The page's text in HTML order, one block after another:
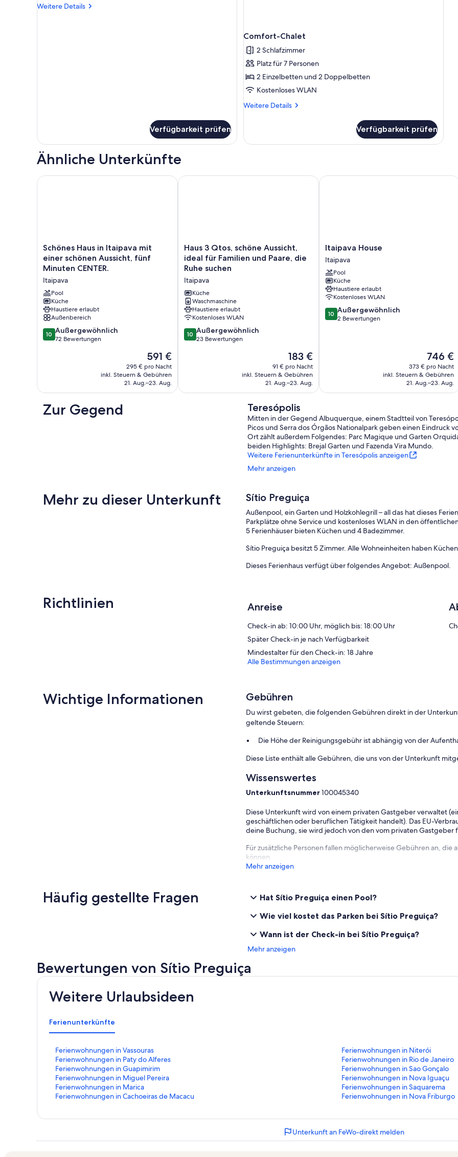
Weitere Details
Weitere
Verfügbarkeit prüfen
Comfort-Chalet
2 Schlafzimmer
Platz für 7 Personen
2 Einzelbetten und 2 Doppelbetten
Kostenloses WLAN
Weitere Details
Weitere
Chalet
Verfügbarkeit prüfen
Ähnliche Unterkünfte
Schönes
Haus
in
Itaipava
mit
einer
schönen
Aussicht,
fünf
Minuten
CENTER.
Schönes Haus in Itaipava mit
einer schönen Aussicht, fünf
Minuten CENTER.
Itaipava
Pool
Küche
Haustiere erlaubt
Außenbereich
10.0
von
10 Außergewöhnlich
72 Bewertungen
Der
Preis
beträgt
591 €
591 €
295 € pro Nacht
inkl. Steuern & Gebühren
21. Aug.–23. Aug.
Schönes Haus in Itaipava mit einer schönen Aussicht, fünf Minuten CENTER.
Haus
3
Qtos,
schöne
Aussicht,
ideal
für
Familien
und
Paare,
die
Haus 3 Qtos, schöne Aussicht,
ideal für Familien und Paare, die
Ruhe suchen
Itaipava
Küche
Waschmaschine
Haustiere erlaubt
Kostenloses WLAN
10.0
von
10 Außergewöhnlich
23 Bewertungen
Der
Preis
beträgt
183 €
183 €
91 € pro Nacht
inkl. Steuern & Gebühren
21. Aug.–23. Aug.
Haus 3 Qtos, schöne Aussicht, ideal für Familien und Paare, die Ruhe suchen
Itaipava
House
Itaipava
Itaipava House
Itaipava
Pool
Küche
Haustiere erlaubt
Kostenloses WLAN
10.0
von
10 Außergewöhnlich
2 Bewertungen
Der
Preis
beträgt
746 €
746 €
373 € pro Nacht
inkl. Steuern & Gebühren
21. Aug.–23. Aug.
Itaipava House
Zur Gegend Teresópolis
Mitten in der Gegend Albuquerque, einem Stadtteil von
Picos und Serra dos Órgãos Nationalpark geben einen Eindruck
Ort zählt außerdem Folgendes: Parc Magique und Garten
beiden Highlights: Brejal Garten und Fazenda Vira Mundo.
Weitere Ferienunterkünfte in Teresópolis anzeigen
Mehr anzeigen
Mehr zu dieser Unterkunft Sítio Preguiça
Außenpool, ein Garten und Holzkohlegrill – all das hat dieses
Parkplätze ohne Service und kostenloses WLAN in den
5 Ferienhäuser bieten Küchen und 4 Badezimmer.
Sítio Preguiça besitzt 5 Zimmer. Alle Wohneinheiten haben
Dieses Ferienhaus verfügt über folgendes Angebot: Außenpool.
Richtlinien Anreise
Check-in ab: 10:00 Uhr, möglich bis: 18:00 Uhr
Später Check-in je nach Verfügbarkeit
Mindestalter für den Check-in: 18 Jahre
Alle Bestimmungen anzeigen
Wichtige Informationen Gebühren
Du wirst gebeten, die folgenden Gebühren direkt in der
geltende Steuern:
Die Höhe der Reinigungsgebühr ist abhängig von der
Diese Liste enthält alle Gebühren, die uns von der Unterkunft
Wissenswertes
Unterkunftsnummer100045340
Diese Unterkunft wird von einem privaten Gastgeber verwaltet
geschäftlichen oder beruflichen Tätigkeit handelt). Das EU-
deine Buchung, sie wird jedoch von den vom privaten
Für zusätzliche Personen fallen möglicherweise Gebühren an,
können.
Mehr anzeigen
Häufig gestellte Fragen
Hat Sítio Preguiça einen Pool?
Wie viel kostet das Parken bei Sítio Preguiça?
Wann ist der Check-in bei Sítio Preguiça?
Mehr anzeigen
Bewertungen von Sítio Preguiça
Weitere Urlaubsideen
Ferienunterkünfte
Ferienwohnungen in Vassouras
L
i
n
k
,
d
e
Ferienwohnungen in Niterói
L
i
n
k
,
d
i
e
Ferienwohnungen in Paty do Alferes
L
i
n
k
,
i
Ferienwohnungen in Rio de Janeiro
L
i
n
k
,
d
i
Ferienwohnungen in Guapimirim
L
i
n
k
d
Ferienwohnungen in Sao Gonçalo
L
i
n
k
r
d
Ferienwohnungen in Miguel Pereira
L
i
n
r
Ferienwohnungen in Nova Iguaçu
L
i
n
e
r
Ferienwohnungen in Marica
L
i
e
Ferienwohnungen in Saquarema
L
i
d
e
Ferienwohnungen in Cachoeiras de Macacu
L
d
Ferienwohnungen in Nova Friburgo
L
,
d
Unterkunft an FeWo-direkt melden